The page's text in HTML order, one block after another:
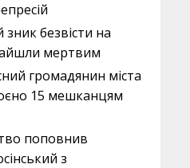
зник безвісти на
мертвим
громадянин міста
15 мешканцям
поповнив
з